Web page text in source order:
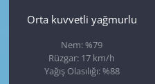
Orta kuvvetli yağmurlu
Nem: %79
Rüzgar: 17 km/h
Yağış Olasılığı: %88